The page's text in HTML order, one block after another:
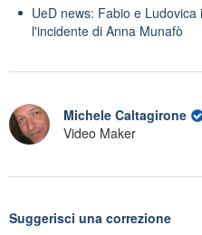
UeD news: Fabio e
l'incidente di Anna Munafò
Michele Caltagirone
Video Maker
Suggerisci una correzione